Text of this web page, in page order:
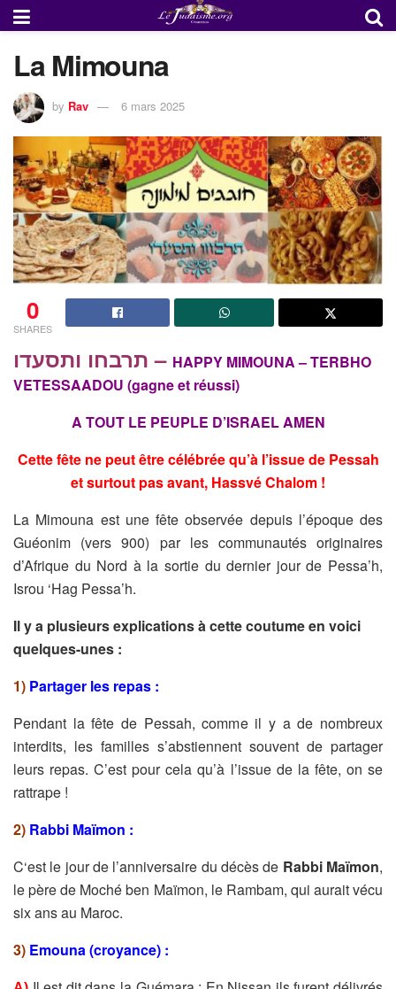
La Mimouna
by Rav 6 mars 2025
0
SHARES
תרבחו ותסעדו – HAPPY MIMOUNA – TERBHO
VETESSAADOU (gagne et réussi)
A TOUT LE PEUPLE D’ISRAEL AMEN
Cette fête ne peut être célébrée qu’à l’issue de Pessah
et surtout pas avant, Hassvé Chalom !
La Mimouna est une fête observée depuis l’époque des
Guéonim (vers 900) par les communautés originaires
d’Afrique du Nord à la sortie du dernier jour de Pessa’h,
Isrou ‘Hag Pessa’h.
Il y a plusieurs explications à cette coutume en voici
quelques-unes :
1) Partager les repas :
Pendant la fête de Pessah, comme il y a de nombreux
interdits, les familles s’abstiennent souvent de partager
leurs repas. C’est pourcela qu’à l’issue de la fête, on se
rattrape !
2) Rabbi Maïmon :
C‘est le jour de l’anniversaire du décès de Rabbi Maïmon,
le père de Moché ben Maïmon, le Rambam, qui aurait vécu
six ans au Maroc.
3) Emouna (croyance) :